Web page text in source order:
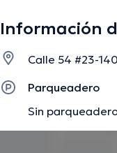
ediciones.
Información
Calle 54 #23-
Parqueadero
Sin